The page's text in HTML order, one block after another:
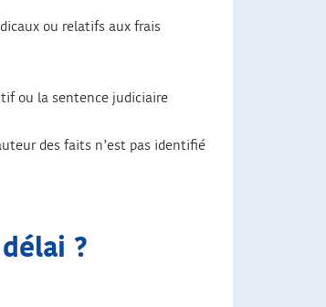
ou relatifs aux frais
ou la sentence judiciaire
des faits n’est pas identifié
?